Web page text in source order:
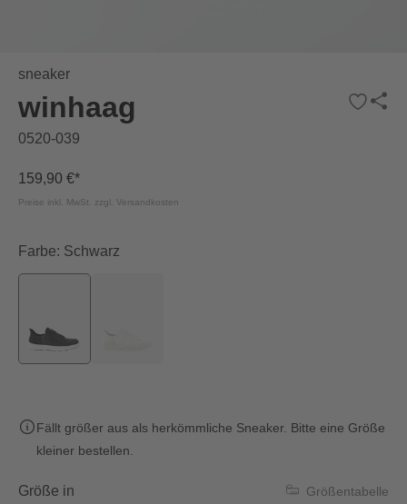
sneaker
winhaag
0520-039
159,90 €*
Preise inkl. MwSt. zzgl. Versandkosten
Farbe: Schwarz
Fällt größer aus als herkömmliche Sneaker. Bitte eine Größe
kleiner bestellen.
Größe in
Größentabelle